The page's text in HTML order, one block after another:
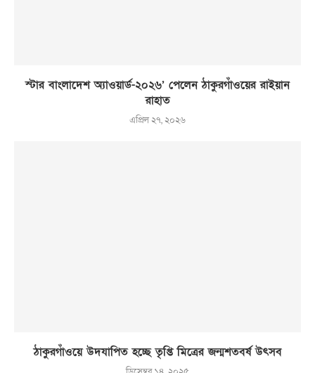
স্টার বাংলাদেশ অ্যাওয়ার্ড-২০২৬’ পেলেন ঠাকুরগাঁওয়ের রাইয়ান
রাহাত
এপ্রিল ২৭, ২০২৬
ঠাকুরগাঁওয়ে উদযাপিত হচ্ছে তৃপ্তি মিত্রের জন্মশতবর্ষ উৎসব